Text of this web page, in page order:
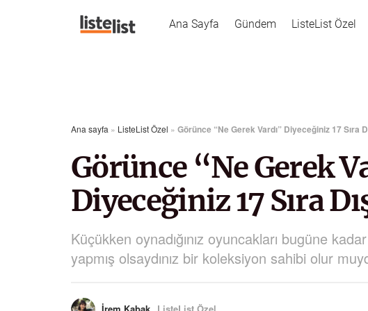
Ana Sayfa Gündem ListeList Özel
Ana sayfa » ListeList Özel » Görünce “Ne Gerek Vardı” Diyeceğiniz 17 Sıra
Görünce “Ne Gerek
Diyeceğiniz 17 Sıra
Küçükken oynadığınız oyuncakları bugüne
yapmış olsaydınız bir koleksiyon sahibi olur